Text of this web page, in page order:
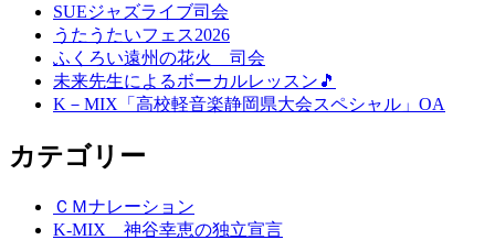
SUEジャズライブ司会
うたうたいフェス2026
ふくろい遠州の花火 司会
未来先生によるボーカルレッスン🎵
K－MIX「高校軽音楽静岡県大会スペシャル」OA
カテゴリー
ＣＭナレーション
K-MIX 神谷幸恵の独立宣言